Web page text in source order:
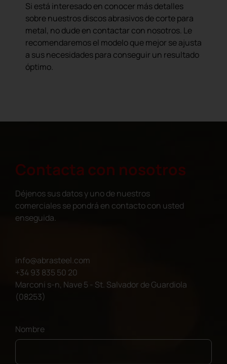
Si está interesado en conocer más detalles
sobre nuestros discos abrasivos de corte para
metal, no dude en contactar con nosotros. Le
recomendaremos el modelo que mejor se ajusta
a sus necesidades para conseguir un resultado
óptimo.
Contacta con nosotros
Déjenos sus datos y uno de nuestros
comerciales se pondrá en contacto con usted
enseguida.
info@abrasteel.com
+34 93 835 50 20
Marconi s-n, Nave 5 - St. Salvador de Guardiola
(08253)
Nombre